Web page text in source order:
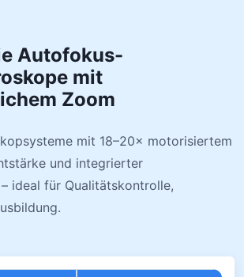
Autofokus-
mit
Zoom
mit 18–20× motorisiertem
und integrierter
ideal für Qualitätskontrolle,